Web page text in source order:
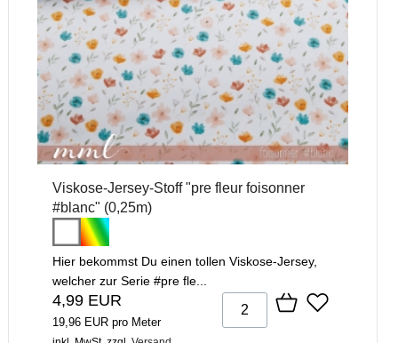
Viskose-Jersey-Stoff "pre fleur foisonner
#blanc" (0,25m)
Hier bekommst Du einen tollen Viskose-Jersey,
welcher zur Serie #pre fle...
4,99 EUR
19,96 EUR pro Meter